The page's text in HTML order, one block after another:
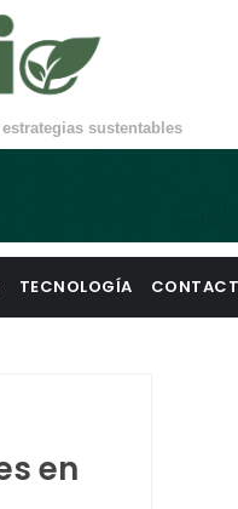
sustentables
TECNOLOGÍA
en